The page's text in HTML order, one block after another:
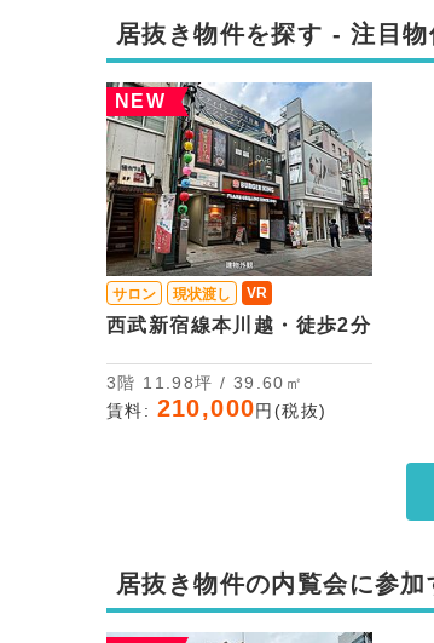
居抜き物件を探す - 注目物
NEW
サロン 現状渡し VR
西武新宿線本川越・徒歩2分
3階 11.98坪 / 39.60㎡
賃料: 210,000円(税抜)
居抜き物件の内覧会に参加